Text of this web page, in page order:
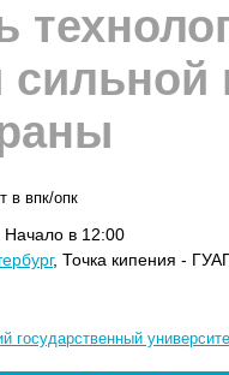
сильной
в впк/опк
Начало в 12:00
, Точка кипения -
государственный